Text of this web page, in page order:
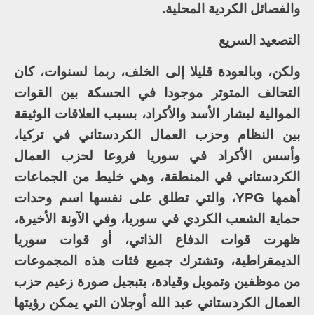
والفصائل الكردية المحلية.
التصعيد السريع
ولكن، وبالعودة قليلا إلى الخلف، ربما لسنوات، كان
التحالف المتوتر موجودا في الحسكة بين القوات
الموالية لبشار الأسد والأكراد، بسبب العلاقات الوثيقة
بين النظام وحزب العمال الكردستاني في تركيا،
وأسس الأكراد في سوريا فروعا لحزب العمال
الكردستاني في المنطقة، وهي خليط من الجماعات
أهمها YPG، والتي تطلق على نفسها اسم وحدات
حماية الشعب الكردي في سوريا، وفي الآونة الأخيرة،
ظهرت قوات الدفاع الذاتي، أو قوات سوريا
الديمقراطية، وتشترك جميع فئات هذه المجموعات
من موظفين وتمويل وقيادة، بتبجيل صورة زعيم حزب
العمال الكردستاني عبد الله أوجلان التي يمكن رؤيتها